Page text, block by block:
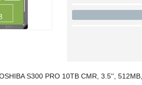
S300 PRO 10TB CMR, 3.5'',